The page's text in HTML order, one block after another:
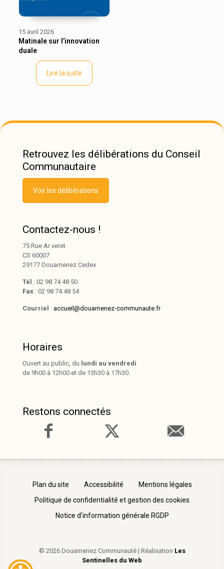
15 avril 2026
Matinale sur l’innovation
duale
Lire la suite
Retrouvez les délibérations du Conseil
Communautaire
Voir les délibérations
Contactez-nous !
75 Rue Ar veret
CS 60007
29177 Douarnenez Cedex
Tél : 02 98 74 48 50
Fax : 02 98 74 48 54
Courriel : accueil@douarnenez-communaute.fr
Horaires
Ouvert au public, du lundi au vendredi
de 9h00 à 12h00 et de 13h30 à 17h30.
Restons connectés
Plan du site Accessibilité
Mentions légales
Politique de confidentialité et gestion des cookies
Notice d’information générale RGDP
© 2026 Douarnenez Communauté | Réalisation Les
Sentinelles du Web